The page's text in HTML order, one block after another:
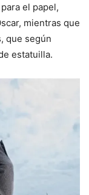
el papel,
mientras que
que según
estatuilla.